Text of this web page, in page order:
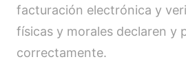
facturación electrónica y
físicas y morales declaren y
correctamente.